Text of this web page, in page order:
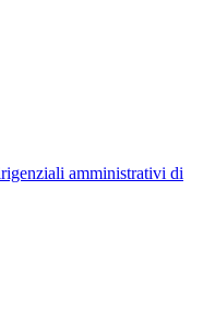
amministrativi di